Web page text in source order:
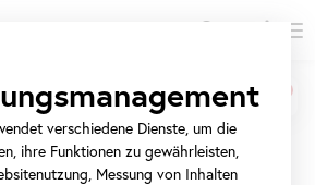
verschiedene Dienste, um die
ihre Funktionen zu gewährleisten,
Messung von Inhalten